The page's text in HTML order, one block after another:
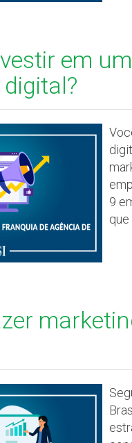
em
9
que